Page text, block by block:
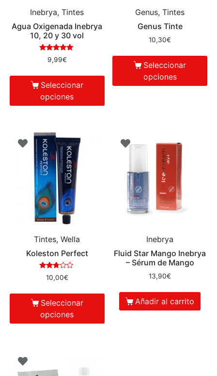
Inebrya, Tintes
Agua Oxigenada Inebrya
10, 20 y 30 vol
Valorado en
5.00
9,99€
Seleccionar
opciones
Genus, Tintes
Genus Tinte
10,30€
Seleccionar
opciones
Tintes, Wella
Koleston Perfect
Valora
do en
de 5
10,00€
Seleccionar
opciones
Inebrya
Fluid Star Mango Inebrya
– Sérum de Mango
13,90€
Añadir al carrito